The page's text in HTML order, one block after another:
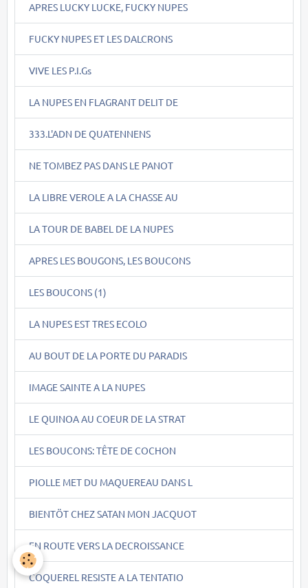
APRES LUCKY LUCKE, FUCKY NUPES
FUCKY NUPES ET LES DALCRONS
VIVE LES P.I.Gs
LA NUPES EN FLAGRANT DELIT DE
333.L'ADN DE QUATENNENS
NE TOMBEZ PAS DANS LE PANOT
LA LIBRE VEROLE A LA CHASSE AU
LA TOUR DE BABEL DE LA NUPES
APRES LES BOUGONS, LES BOUCONS
LES BOUCONS (1)
LA NUPES EST TRES ECOLO
AU BOUT DE LA PORTE DU PARADIS
IMAGE SAINTE A LA NUPES
LE QUINOA AU COEUR DE LA STRAT
LES BOUCONS: TÊTE DE COCHON
PIOLLE MET DU MAQUEREAU DANS L
BIENTÖT CHEZ SATAN MON JACQUOT
EN ROUTE VERS LA DECROISSANCE
COQUEREL RESISTE A LA TENTATIO